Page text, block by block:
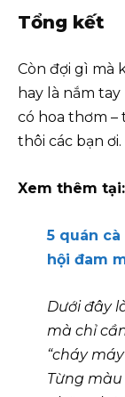
Tổng kết
Còn đợi gì mà
hay là nắm
có hoa thơm –
thôi các bạn ơi.
Xem thêm tại:
5 quán cà
hội đam
Dưới đây
mà chỉ
“cháy
Từng